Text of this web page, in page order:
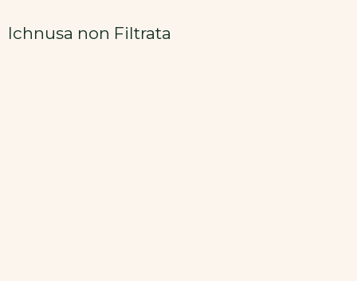
Ichnusa non Filtrata